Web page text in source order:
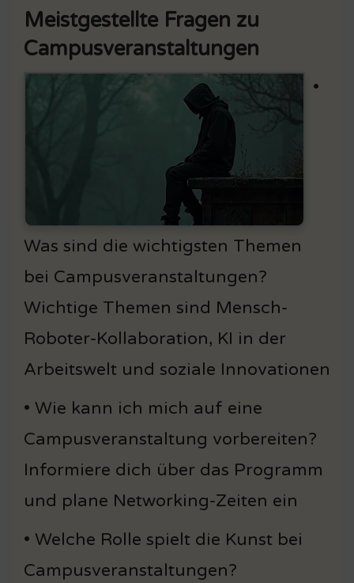
Meistgestellte Fragen zu
Campusveranstaltungen
•
Was sind die wichtigsten Themen
bei Campusveranstaltungen?
Wichtige Themen sind Mensch-
Roboter-Kollaboration, KI in der
Arbeitswelt und soziale Innovationen
• Wie kann ich mich auf eine
Campusveranstaltung vorbereiten?
Informiere dich über das Programm
und plane Networking-Zeiten ein
• Welche Rolle spielt die Kunst bei
Campusveranstaltungen?